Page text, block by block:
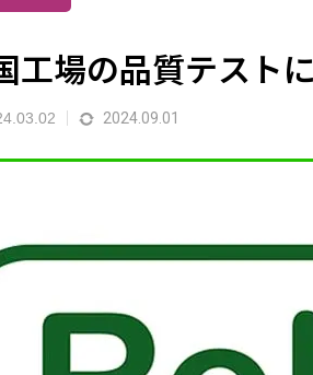
ナルパーカートレーナー制作
ット対応・生地からプリン
ロッ
検品・アセンブリ
工場の品質テスト
2024.09.01